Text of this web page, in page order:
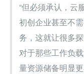
“但必须承认，云
初创企业甚至不
务，这就让很多
对于那些工作负
量资源储备明显更